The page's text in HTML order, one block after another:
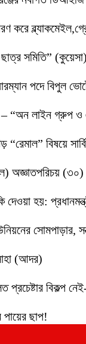
করে
ছাত্র সমিতি”
পদে বিপুল
– “অন লাইন গ্রুপ
“রেমাল” বিষয়ে
অজ্ঞাতপরিচয় (৩০)
দেওয়া হয়:
সোমপাড়ার,
(আদর)
বিকল্প
ছাপ!